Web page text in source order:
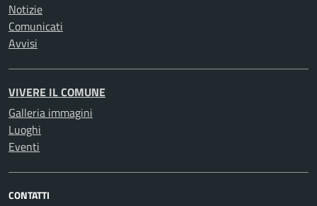
Notizie
Comunicati
Avvisi
VIVERE IL COMUNE
Galleria immagini
Luoghi
Eventi
CONTATTI